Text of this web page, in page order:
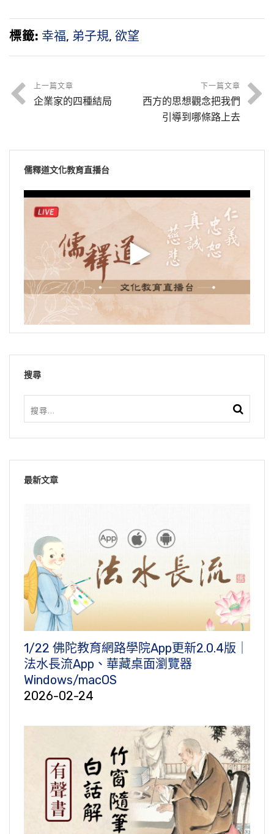
標籤: 幸福, 弟子規, 欲望
上一篇文章
企業家的四種結局
下一篇文章
西方的思想觀念把我們
引導到哪條路上去
儒釋道文化教育直播台
搜尋
最新文章
1/22 佛陀教育網路學院App更新2.0.4版｜
法水長流App、華藏桌面瀏覽器
Windows/macOS
2026-02-24